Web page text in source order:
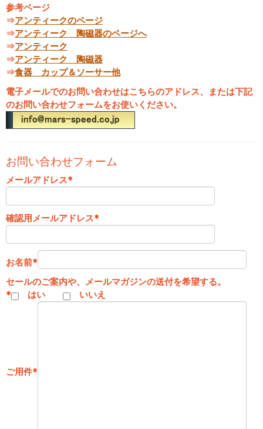
参考ページ
⇒アンティークのページ
⇒アンティーク 陶磁器のページへ
⇒アンティーク
⇒アンティーク 陶磁器
⇒食器 カップ＆ソーサー他
電子メールでのお問い合わせはこちらのアドレス、または下記
のお問い合わせフォームをお使いください。
お問い合わせフォーム
メールアドレス*
確認用メールアドレス*
お名前*
セールのご案内や、メールマガジンの送付を希望する。
*
はい いいえ
ご用件*